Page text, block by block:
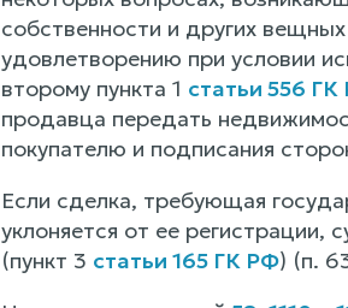
собственности и других
удовлетворению при условии
второму пункта 1 статьи 556
продавца передать
покупателю и подписания
Если сделка, требующая
уклоняется от ее
(пункт 3 статьи 165 ГК РФ) (п.